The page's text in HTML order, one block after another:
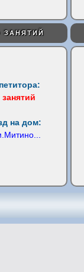
ЗАНЯТИЙ
занятий
на дом: